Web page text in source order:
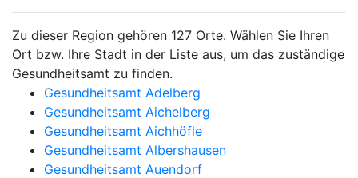
Zu dieser Region gehören 127 Orte. Wählen Sie Ihren
Ort bzw. Ihre Stadt in der Liste aus, um das zuständige
Gesundheitsamt zu finden.
Gesundheitsamt Adelberg
Gesundheitsamt Aichelberg
Gesundheitsamt Aichhöfle
Gesundheitsamt Albershausen
Gesundheitsamt Auendorf